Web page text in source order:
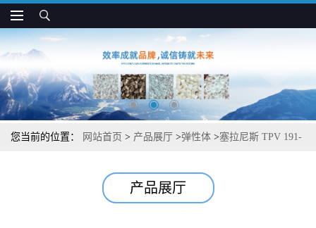
您当前的位置： 网站首页 > 产品展厅 >弹性体 >塞拉尼斯 TPV 191-
产品展厅